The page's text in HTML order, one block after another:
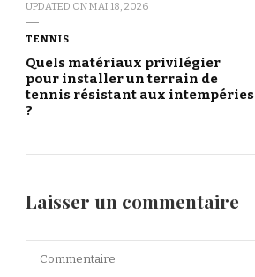
UPDATED ONMAI 18, 2026
TENNIS
Quels matériaux privilégier
pour installer un terrain de
tennis résistant aux intempéries
?
Laisser un commentaire